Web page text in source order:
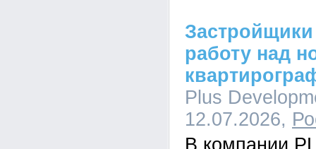
работу над
Plus
12.07.2026,
В компании